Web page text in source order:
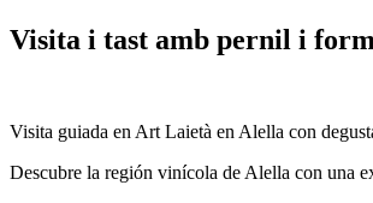
Visita i tast amb pernil i
Visita guiada en Art Laietà en Alella con
Descubre la región vinícola de Alella con una